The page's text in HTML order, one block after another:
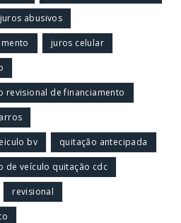
juros abusivos
juros celular
revisional de financiamento
bv quitação antecipada
de veículo quitação cdc
revisional